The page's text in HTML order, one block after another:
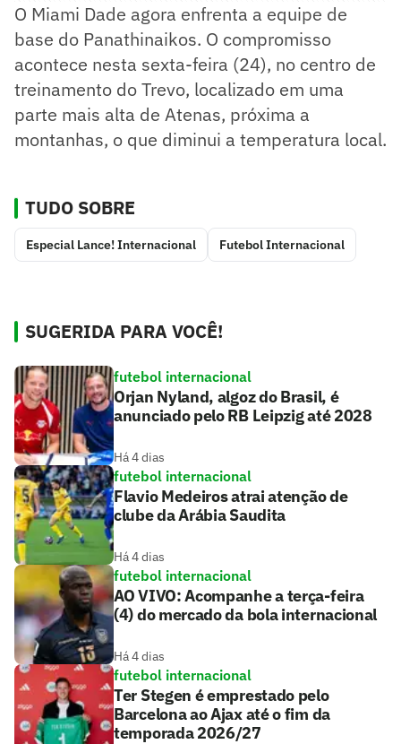
O Miami Dade agora enfrenta a equipe de
base do Panathinaikos. O compromisso
acontece nesta sexta-feira (24), no centro de
treinamento do Trevo, localizado em uma
parte mais alta de Atenas, próxima a
montanhas, o que diminui a temperatura local.
TUDO SOBRE
Especial Lance! Internacional Futebol Internacional
SUGERIDA PARA VOCÊ!
futebol internacional
Orjan Nyland, algoz do Brasil, é
anunciado pelo RB Leipzig até 2028
Há 4 dias
futebol internacional
Flavio Medeiros atrai atenção de
clube da Arábia Saudita
Há 4 dias
futebol internacional
AO VIVO: Acompanhe a terça-feira
(4) do mercado da bola internacional
Há 4 dias
futebol internacional
Ter Stegen é emprestado pelo
Barcelona ao Ajax até o fim da
temporada 2026/27